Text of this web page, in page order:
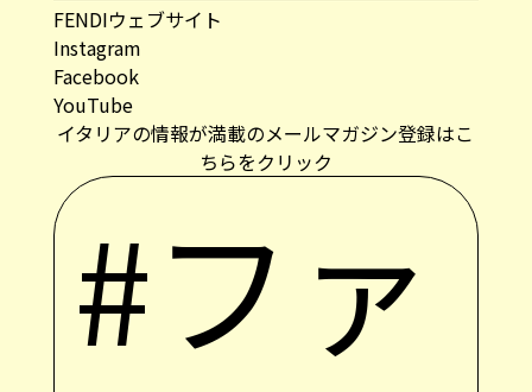
FENDIウェブサイト
Instagram
Facebook
YouTube
イタリアの情報が満載のメールマガジン登録はこ
ちらをクリック
#ファ